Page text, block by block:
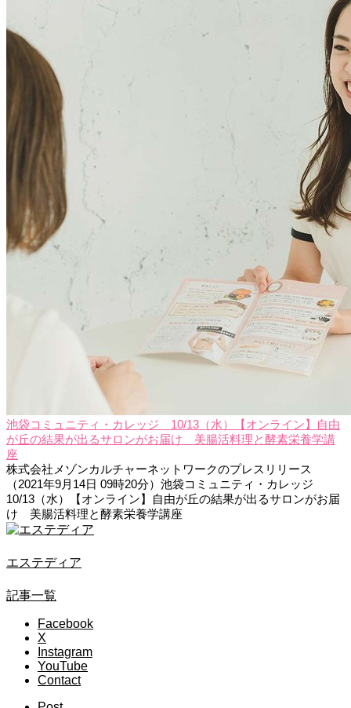
池袋コミュニティ・カレッジ 10/13（水）【オンライン】自由
が丘の結果が出るサロンがお届け 美腸活料理と酵素栄養学講
座
株式会社メゾンカルチャーネットワークのプレスリリース
（2021年9月14日 09時20分）池袋コミュニティ・カレッジ
10/13（水）【オンライン】自由が丘の結果が出るサロンがお届
け 美腸活料理と酵素栄養学講座
エステディア
記事一覧
Facebook
X
Instagram
YouTube
Contact